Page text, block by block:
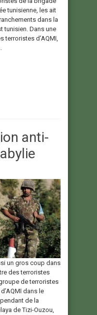
tunisienne, les ait
dans la
tunisien. Dans une
terroristes d’AQMI,
anti-
un gros coup dans
des terroristes
de terroristes
dans le
de la
de Tizi-Ouzou,